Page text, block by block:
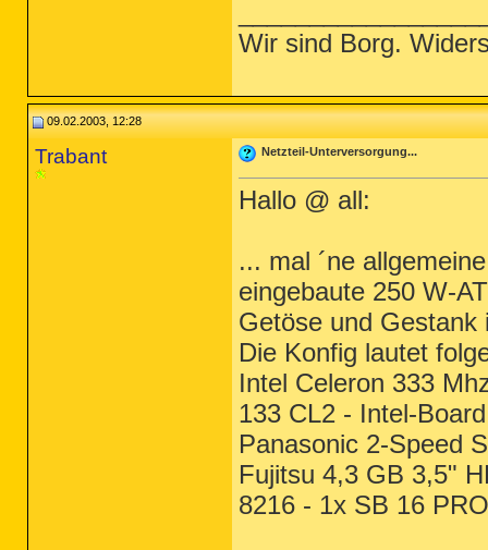
Wir sind Borg.
09.02.2003, 12:28
Trabant Netzteil-Unterversorgung...
Hallo @ all:
... mal ´ne
eingebaute 250 W-
Getöse und Gestank
Die Konfig lautet
Intel Celeron 333
133 CL2 - Intel-
Panasonic 2-Speed
Fujitsu 4,3 GB 3,5"
8216 - 1x SB 16